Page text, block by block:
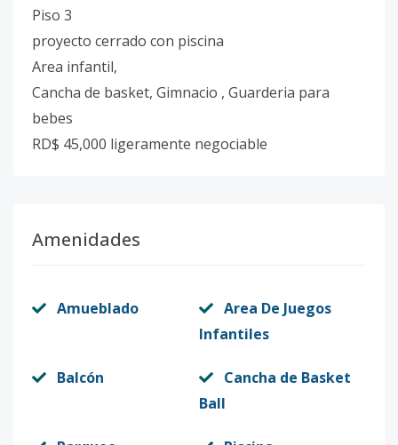
Piso 3
proyecto cerrado con piscina
Area infantil,
Cancha de basket, Gimnacio , Guarderia para
bebes
RD$ 45,000 ligeramente negociable
Amenidades
Amueblado
Area De Juegos
Infantiles
Balcón
Cancha de Basket
Ball